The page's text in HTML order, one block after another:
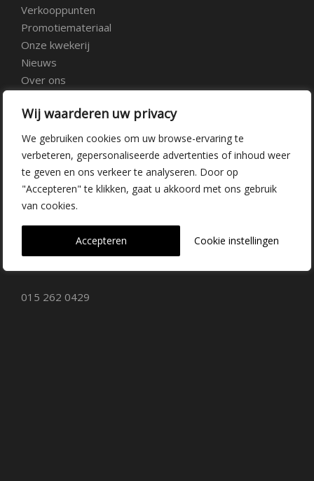
Wij waarderen uw privacy
We gebruiken cookies om uw browse-ervaring te
verbeteren, gepersonaliseerde advertenties of inhoud weer
te geven en ons verkeer te analyseren. Door op
"Accepteren" te klikken, gaat u akkoord met ons gebruik
van cookies.
Cookie instellingen
Accepteren
Verkooppunten
Promotiemateriaal
Onze kwekerij
Nieuws
Over ons
Vacatures
Contact
Kwekerij Delfgauw
Vrederustlaan 10
2645 AW Delfgauw
015 262 0429